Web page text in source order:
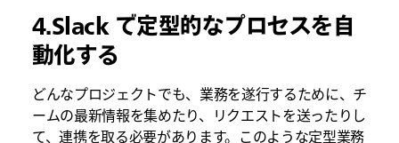
4.Slack で定型的なプロセスを自
動化する
どんなプロジェクトでも、業務を遂行するために、チ
ームの最新情報を集めたり、リクエストを送ったりし
て、連携を取る必要があります。このような定型業務